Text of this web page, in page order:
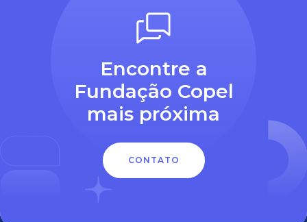
Encontre a
Fundação Copel
mais próxima
CONTATO